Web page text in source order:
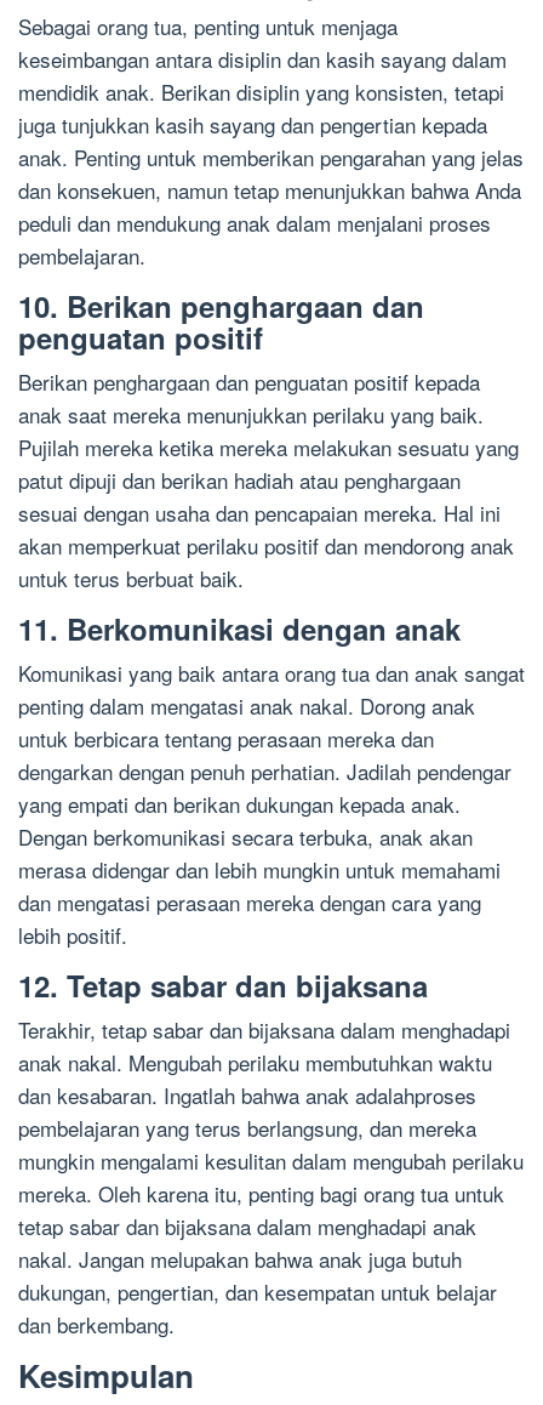
Sebagai orang tua, penting untuk menjaga
keseimbangan antara disiplin dan kasih sayang dalam
mendidik anak. Berikan disiplin yang konsisten, tetapi
juga tunjukkan kasih sayang dan pengertian kepada
anak. Penting untuk memberikan pengarahan yang jelas
dan konsekuen, namun tetap menunjukkan bahwa Anda
peduli dan mendukung anak dalam menjalani proses
pembelajaran.
10. Berikan penghargaan dan
penguatan positif
Berikan penghargaan dan penguatan positif kepada
anak saat mereka menunjukkan perilaku yang baik.
Pujilah mereka ketika mereka melakukan sesuatu yang
patut dipuji dan berikan hadiah atau penghargaan
sesuai dengan usaha dan pencapaian mereka. Hal ini
akan memperkuat perilaku positif dan mendorong anak
untuk terus berbuat baik.
11. Berkomunikasi dengan anak
Komunikasi yang baik antara orang tua dan anak sangat
penting dalam mengatasi anak nakal. Dorong anak
untuk berbicara tentang perasaan mereka dan
dengarkan dengan penuh perhatian. Jadilah pendengar
yang empati dan berikan dukungan kepada anak.
Dengan berkomunikasi secara terbuka, anak akan
merasa didengar dan lebih mungkin untuk memahami
dan mengatasi perasaan mereka dengan cara yang
lebih positif.
12. Tetap sabar dan bijaksana
Terakhir, tetap sabar dan bijaksana dalam menghadapi
anak nakal. Mengubah perilaku membutuhkan waktu
dan kesabaran. Ingatlah bahwa anak adalahproses
pembelajaran yang terus berlangsung, dan mereka
mungkin mengalami kesulitan dalam mengubah perilaku
mereka. Oleh karena itu, penting bagi orang tua untuk
tetap sabar dan bijaksana dalam menghadapi anak
nakal. Jangan melupakan bahwa anak juga butuh
dukungan, pengertian, dan kesempatan untuk belajar
dan berkembang.
Kesimpulan